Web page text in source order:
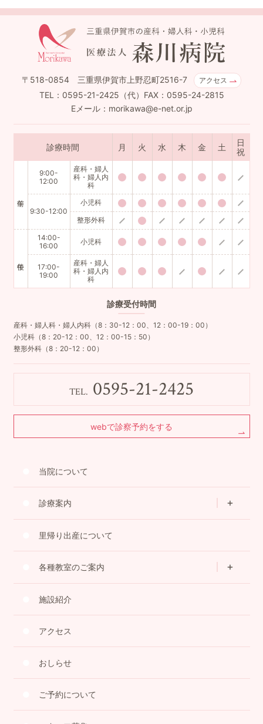
〒518-0854 三重県伊賀市上野忍町2516-7 アクセス
TEL：0595-21-2425（代）FAX：0595-24-2815
Eメール：morikawa@e-net.or.jp
診療時間 月 火 水 木 金 土
日
祝
9:00-
12:00
産科・婦人
科・婦人内
科
9:30-12:00
小児科
整形外科
14:00-
16:00
小児科
17:00-
19:00
産科・婦人
科・婦人内
科
診療受付時間
産科・婦人科・婦人内科（8：30-12：00、12：00-19：00）
小児科（8：20-12：00、12：00-15：50）
整形外科（8：20-12：00）
TEL. 0595-21-2425
webで診察予約をする
当院について
診療案内
里帰り出産について
各種教室のご案内
施設紹介
アクセス
おしらせ
ご予約について